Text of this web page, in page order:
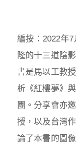
編按：2022年
隆的十三道陰
書是馬以工教
析《紅樓夢》
團。分享會亦
授，以及台灣
論了本書的圖